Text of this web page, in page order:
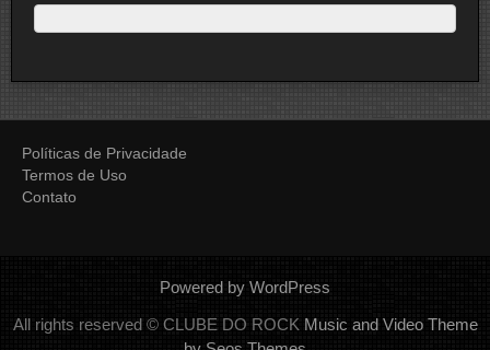
Políticas de Privacidade
Termos de Uso
Contato
Powered by WordPress
All rights reserved © CLUBE DO ROCK Music and Video Theme